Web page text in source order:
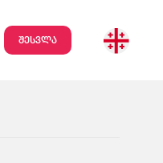
შესვლა